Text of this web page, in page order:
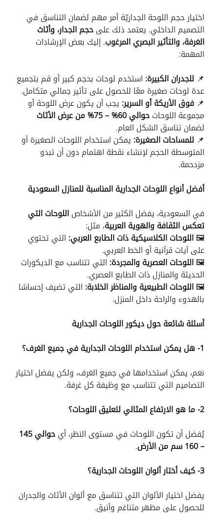
اختيار حجم اللوحة الجداريّة أمر مهم لضمان التناسق في
التصميم الداخلي. يعتمد ذلك علىحجم الجدار، وأثاث
الغرفة، والتأثير البصري المرغوب. إليك بعض الإرشادات
المهمة:
📌 للجدران الكبيرة: استخدم لوحات بحجم كبير أو قم بتجميع
عدة لوحات صغيرة معًا للحصول على تأثير جمالي متكامل.
📌 فوق الأريكة أو السرير: يجب أن يكون عرض اللوحة أو
مجموعة اللوحاتحوالي 60% – 75% من عرض الأثاث
لضمان تناسق الشكل العام.
📌 للمساحات الصغيرة: يمكن استخدام اللوحات الصغيرة أو
المتوسطة الحجم لإنشاء نقطة اهتمام دون أن تبدو
مزدحمة.
أفضل أنواع اللوحات الجدارية المناسبة للمنازل السعودية
في السعودية، يفضل الكثير من الأشخاصاللوحات التي
تعكس الثقافة والهوية العربية، مثل:
🖼️اللوحات الكلاسيكية ذات الطابع العربي: التي تحتوي
على آيات قرآنية أو الخط العربي.
🖼️اللوحات العصرية والمجردة: التي تتناسب مع الديكورات
الحديثة والمنازل ذات الطابع العصري.
🖼️اللوحات الطبيعية والمناظر الخلابة: التي تضيف إحساسًا
بالهدوء والراحة داخل المنزل.
أسئلة شائعة حول ديكور اللوحات الجدارية
1- هل يمكن استخدام اللوحات الجدارية في جميع الغرف؟
نعم، يمكن استخدامها في جميع الغرف، ولكن يفضل اختيار
التصاميم التي تتناسب مع وظيفة كل غرفة.
2- ما هو الارتفاع المثالي لتعليق اللوحات؟
يُفضل أن تكون اللوحات في مستوى النظر، أي
حوالي 145
– 160 سم من الأرض
.
3- كيف أختار ألوان اللوحات الجدارية؟
يفضل اختيار الألوان التي تتناسق مع ألوان الأثاث والجدران
للحصول على مظهر متناغم وأنيق.